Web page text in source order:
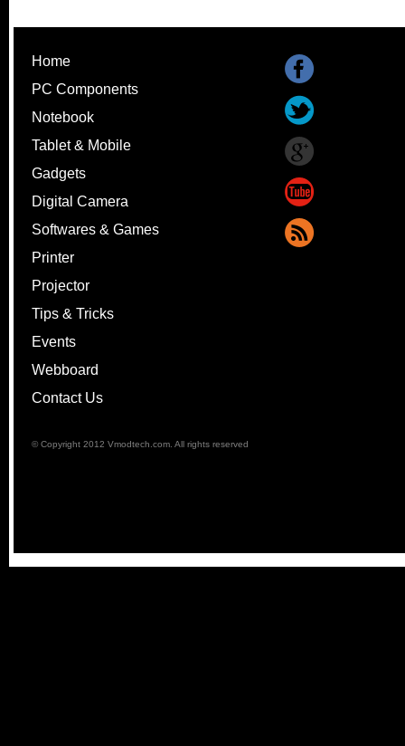
Home
PC Components
Notebook
Tablet & Mobile
Gadgets
Digital Camera
Softwares & Games
Printer
Projector
Tips & Tricks
Events
Webboard
Contact Us
© Copyright 2012 Vmodtech.com. All rights reserved